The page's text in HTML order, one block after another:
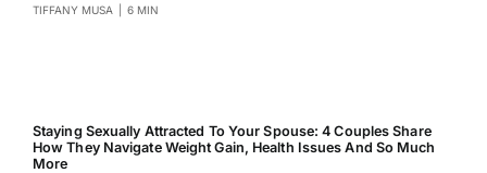
TIFFANY MUSA 6 MIN
Staying Sexually Attracted To Your Spouse: 4 Couples Share
How They Navigate Weight Gain, Health Issues And So Much
More